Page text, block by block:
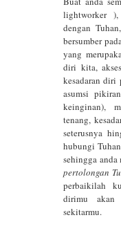
lightworker
dengan
bersumber
yang
diri kita,
kesadaran diri
asumsi
keinginan),
tenang,
seterusnya
hubungi
sehingga
pertolongan
perbaikilah
dirimu akan
sekitarmu.